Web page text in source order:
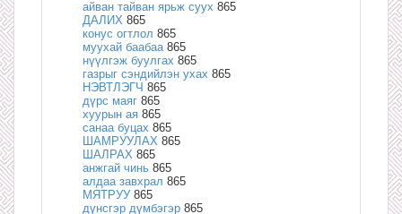
айван тайван ярьж суух 865
ДАЛИХ 865
конус огтлол 865
муухай баабаа 865
нүүлгэж буулгах 865
газрыг сэндийлэн ухах 865
НЭВТЛЭГЧ 865
дүрс маяг 865
хуурын ая 865
санаа буцах 865
ШАМРУУЛАХ 865
ШАЛРАХ 865
анжгай чинь 865
алдаа завхрал 865
МЯТРУУ 865
дүнсгэр дүмбэгэр 865